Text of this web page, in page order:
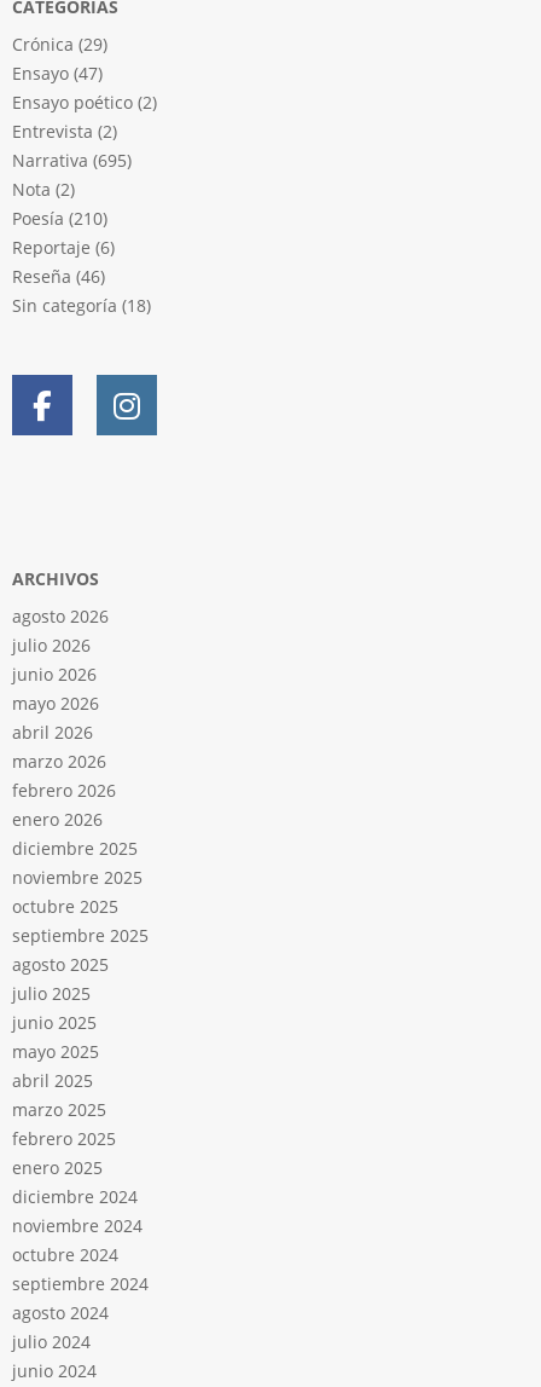
CATEGORÍAS
Crónica (29)
Ensayo (47)
Ensayo poético (2)
Entrevista (2)
Narrativa (695)
Nota (2)
Poesía (210)
Reportaje (6)
Reseña (46)
Sin categoría (18)
ARCHIVOS
agosto 2026
julio 2026
junio 2026
mayo 2026
abril 2026
marzo 2026
febrero 2026
enero 2026
diciembre 2025
noviembre 2025
octubre 2025
septiembre 2025
agosto 2025
julio 2025
junio 2025
mayo 2025
abril 2025
marzo 2025
febrero 2025
enero 2025
diciembre 2024
noviembre 2024
octubre 2024
septiembre 2024
agosto 2024
julio 2024
junio 2024